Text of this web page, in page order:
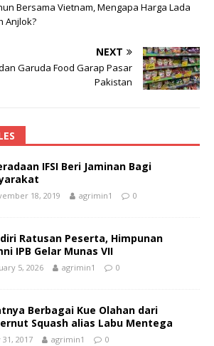
Bersama Vietnam, Mengapa Harga Lada
Anjlok?
NEXT
Garuda Food Garap Pasar
Pakistan
IFSI Beri Jaminan Bagi
18, 2019 agrimin1 0
Ratusan Peserta, Himpunan
IPB Gelar Munas VII
5, 2026 agrimin1 0
Berbagai Kue Olahan dari
Squash alias Labu Mentega
31, 2017 agrimin1 0